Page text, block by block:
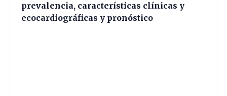
prevalencia, características clínicas y
ecocardiográficas y pronóstico